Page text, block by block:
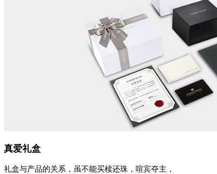
真爱礼盒
礼盒与产品的关系，虽不能买椟还珠，喧宾夺主，